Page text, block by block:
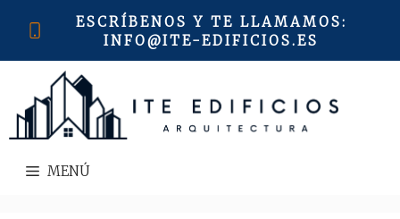
ESCRÍBENOS Y TE LLAMAMOS:
INFO@ITE-EDIFICIOS.ES
MENÚ